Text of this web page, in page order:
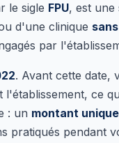
le sigle FPU, est une
d'une clinique
par
. Avant cette date,
ce
: un montant unique
pratiqués pendant